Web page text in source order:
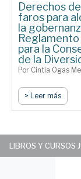
Derechos
faros para
la
para la
de la
Por Cintia Ogas
> Leer más
LIBROS Y CURSOS